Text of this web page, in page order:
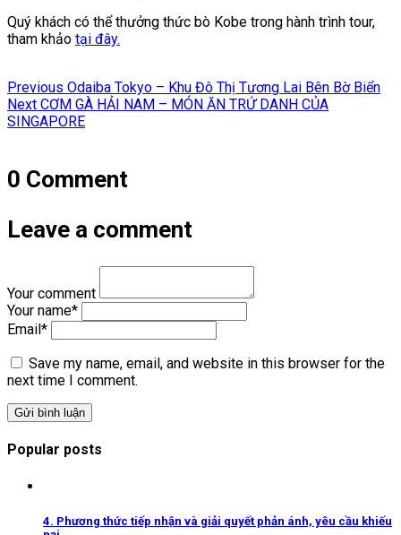
Quý khách có thể thưởng thức bò Kobe trong hành trình tour,
tham khảo tại đây.
hướng
bài
Previous Previous
post:
Odaiba Tokyo – Khu Đô Thị Tương Lai Bên Bờ Biển
Next Next
post:
CƠM GÀ HẢI NAM – MÓN ĂN TRỨ DANH CỦA
SINGAPORE
0 Comment
Leave a comment
Your comment
Your name*
Email*
Save my name, email, and website in this browser for the
next time I comment.
Popular posts
4. Phương thức tiếp nhận và giải quyết phản ánh, yêu cầu khiếu